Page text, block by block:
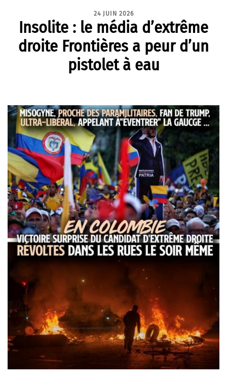
24 JUIN 2026
Insolite : le média d’extrême
droite Frontières a peur d’un
pistolet à eau